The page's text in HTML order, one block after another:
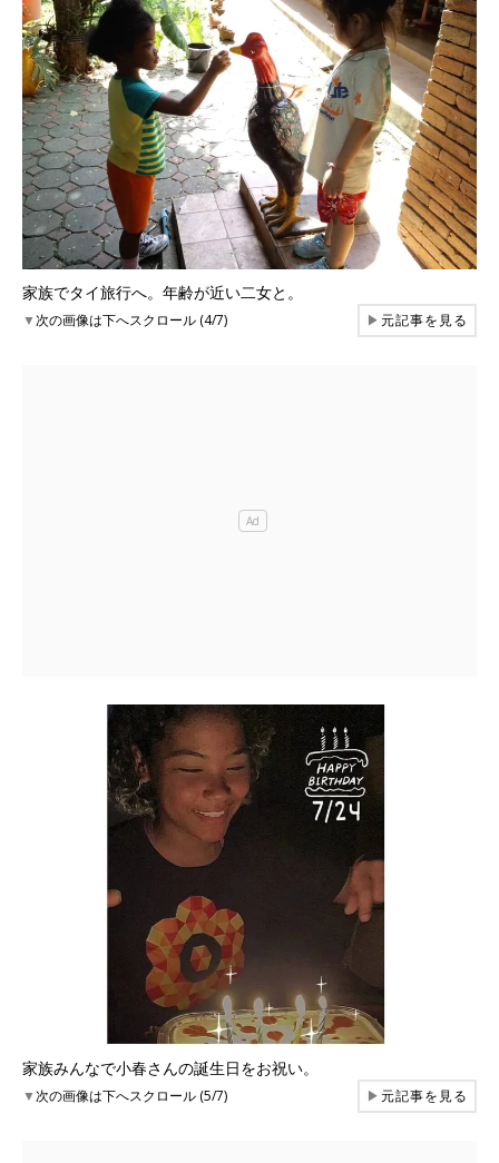
家族でタイ旅行へ。年齢が近い二女と。
▼次の画像は下へスクロール (4/7) ▶元記事を見る
家族みんなで小春さんの誕生日をお祝い。
▼次の画像は下へスクロール (5/7) ▶元記事を見る